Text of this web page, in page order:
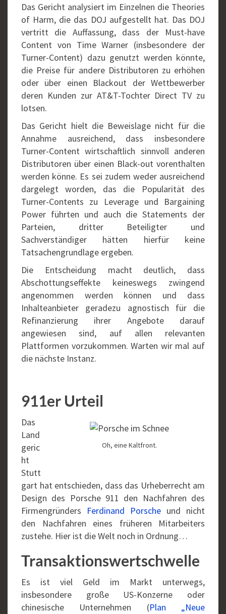
Das Gericht analysiert im Einzelnen die Theories
of Harm, die das DOJ aufgestellt hat. Das DOJ
vertritt die Auffassung, dass der Must-have
Content von Time Warner (insbesondere der
Turner-Content) dazu genutzt werden könnte,
die Preise für andere Distributoren zu erhöhen
oder über einen Blackout der Wettbewerber
deren Kunden zur AT&T-Tochter Direct TV zu
lotsen.
Das Gericht hielt die Beweislage nicht für die
Annahme ausreichend, dass insbesondere
Turner-Content wirtschaftlich sinnvoll anderen
Distributoren über einen Black-out vorenthalten
werden könne. Es sei zudem weder ausreichend
dargelegt worden, das die Popularität des
Turner-Contents zu Leverage und Bargaining
Power führten und auch die Statements der
Parteien, dritter Beteiligter und
Sachverständiger hätten hierfür keine
Tatsachengrundlage ergeben.
Die Entscheidung macht deutlich, dass
Abschottungseffekte keineswegs zwingend
angenommen werden können und dass
Inhalteanbieter geradezu agnostisch für die
Refinanzierung ihrer Angebote darauf
angewiesen sind, auf allen relevanten
Plattformen vorzukommen. Warten wir mal auf
die nächste Instanz.
911er Urteil
Oh, eine Kaltfront.
Das
Land
geric
ht
Stutt
gart hat entschieden, dass das Urheberrecht am
Design des Porsche 911 den Nachfahren des
Firmengründers Ferdinand Porsche und nicht
den Nachfahren eines früheren Mitarbeiters
zustehe. Hier ist die Welt noch in Ordnung…
Transaktionswertschwelle
Es ist viel Geld im Markt unterwegs,
insbesondere große US-Konzerne oder
chinesische Unternehmen (Plan „Neue